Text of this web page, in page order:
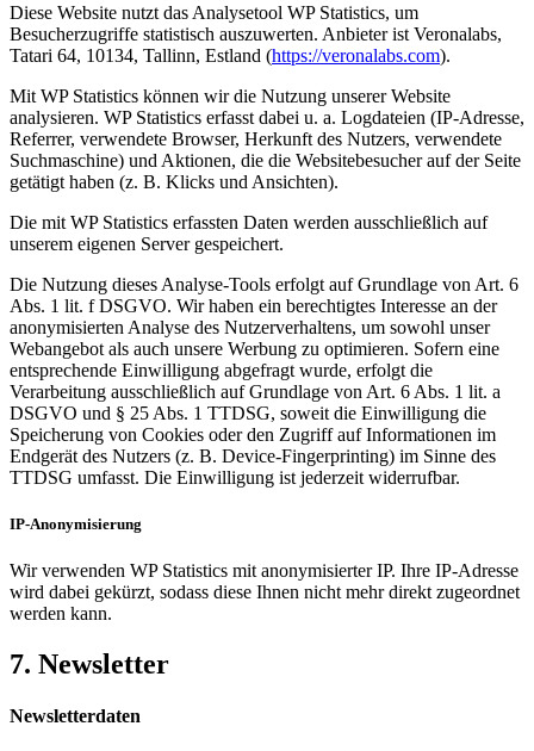
Diese Website nutzt das Analysetool WP Statistics, um
Besucherzugriffe statistisch auszuwerten. Anbieter ist Veronalabs,
Tatari 64, 10134, Tallinn, Estland (https://veronalabs.com).
Mit WP Statistics können wir die Nutzung unserer Website
analysieren. WP Statistics erfasst dabei u. a. Logdateien (IP-Adresse,
Referrer, verwendete Browser, Herkunft des Nutzers, verwendete
Suchmaschine) und Aktionen, die die Websitebesucher auf der Seite
getätigt haben (z. B. Klicks und Ansichten).
Die mit WP Statistics erfassten Daten werden ausschließlich auf
unserem eigenen Server gespeichert.
Die Nutzung dieses Analyse-Tools erfolgt auf Grundlage von Art. 6
Abs. 1 lit. f DSGVO. Wir haben ein berechtigtes Interesse an der
anonymisierten Analyse des Nutzerverhaltens, um sowohl unser
Webangebot als auch unsere Werbung zu optimieren. Sofern eine
entsprechende Einwilligung abgefragt wurde, erfolgt die
Verarbeitung ausschließlich auf Grundlage von Art. 6 Abs. 1 lit. a
DSGVO und § 25 Abs. 1 TTDSG, soweit die Einwilligung die
Speicherung von Cookies oder den Zugriff auf Informationen im
Endgerät des Nutzers (z. B. Device-Fingerprinting) im Sinne des
TTDSG umfasst. Die Einwilligung ist jederzeit widerrufbar.
IP-Anonymisierung
Wir verwenden WP Statistics mit anonymisierter IP. Ihre IP-Adresse
wird dabei gekürzt, sodass diese Ihnen nicht mehr direkt zugeordnet
werden kann.
7. Newsletter
Newsletterdaten